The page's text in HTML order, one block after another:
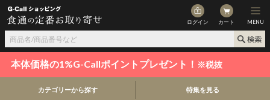
ログイン カート MENU
本体価格の1%G-Callポイントプレゼント！ ※税抜
カテゴリーから探す 特集を見る